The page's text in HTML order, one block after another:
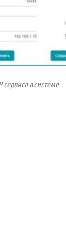
сервиса в системе